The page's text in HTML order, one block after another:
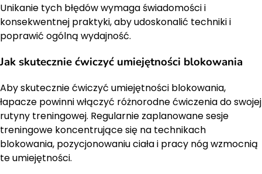
Unikanie tych błędów wymaga świadomości i
konsekwentnej praktyki, aby udoskonalić techniki i
poprawić ogólną wydajność.
Jak skutecznie ćwiczyć umiejętności blokowania
Aby skutecznie ćwiczyć umiejętności blokowania,
łapacze powinni włączyć różnorodne ćwiczenia do swojej
rutyny treningowej. Regularnie zaplanowane sesje
treningowe koncentrujące się na technikach
blokowania, pozycjonowaniu ciała i pracy nóg wzmocnią
te umiejętności.